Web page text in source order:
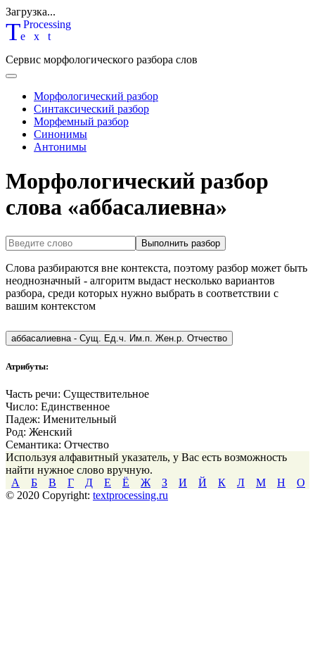
Загрузка...
Text
Processing
Сервис морфологического разбора слов
Морфологический разбор
Синтаксический разбор
Морфемный разбор
Синонимы
Антонимы
Морфологический разбор
слова «аббасалиевна»
Выполнить разбор
Слова разбираются вне контекста, поэтому разбор может быть
неоднозначный - алгоритм выдаст несколько вариантов
разбора, среди которых нужно выбрать в соответствии с
вашим контекстом
аббасалиевна - Сущ. Ед.ч. Им.п. Жен.р. Отчество
Атрибуты:
Часть речи: Существительное
Число: Единственное
Падеж: Именительный
Род: Женский
Семантика: Отчество
Используя алфавитный указатель, у Вас есть возможность
найти нужное слово вручную.
А
Б В Г Д Е Ё Ж З И Й К Л М Н
О
© 2020 Copyright: textprocessing.ru